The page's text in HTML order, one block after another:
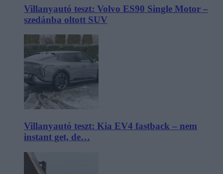
Villanyautó teszt: Volvo ES90 Single Motor –
szedánba oltott SUV
Villanyautó teszt: Kia EV4 fastback – nem
instant get, de…